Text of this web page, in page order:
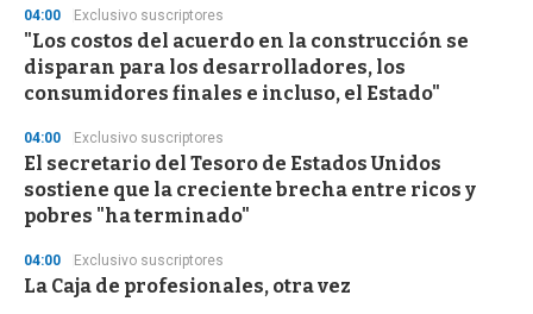
s
e
o
n
04:00 Exclusivo suscriptores
"Los costos del acuerdo en la construcción se
disparan para los desarrolladores, los
consumidores finales e incluso, el Estado"
04:00 Exclusivo suscriptores
El secretario del Tesoro de Estados Unidos
sostiene que la creciente brecha entre ricos y
pobres "ha terminado"
04:00 Exclusivo suscriptores
La Caja de profesionales, otra vez